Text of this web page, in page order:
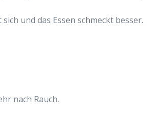
und das Essen schmeckt besser.
nach Rauch.